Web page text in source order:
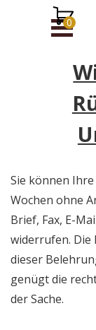
Direkt zum
Sie können
Wochen ohne
Brief, Fax, E-
widerrufen.
dieser
genügt die
der Sache.